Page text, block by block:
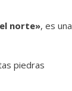
norte», es una
piedras